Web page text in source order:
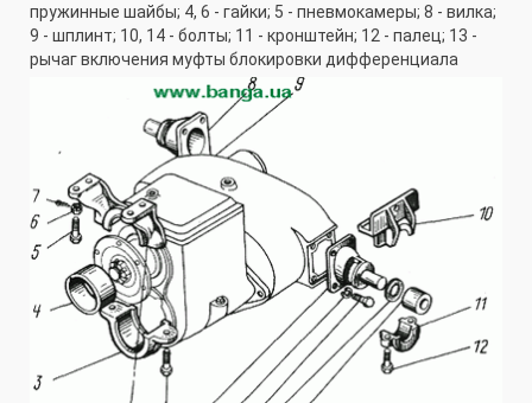
пружинные шайбы; 4, 6 - гайки; 5 - пневмокамеры; 8 - вилка;
9 - шплинт; 10, 14 - болты; 11 - кронштейн; 12 - палец; 13 -
рычаг включения муфты блокировки дифференциала